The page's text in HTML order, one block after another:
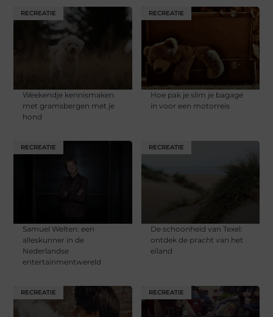
RECREATIE
Weekendje kennismaken
met gramsbergen met je
hond
RECREATIE
Hoe pak je slim je bagage
in voor een motorreis
RECREATIE
Samuel Welten: een
alleskunner in de
Nederlandse
entertainmentwereld
RECREATIE
De schoonheid van Texel:
ontdek de pracht van het
eiland
RECREATIE RECREATIE